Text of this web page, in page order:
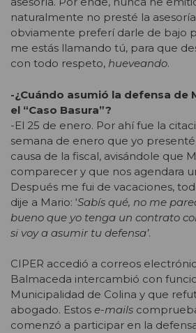
naturalmente no presté la
obviamente preferí darle de bajo
me estás llamando tú, para que
con todo respeto, hueveando.
-¿Cuándo asumió la defensa de
el “Caso Basura”?
-El 25 de enero. Por ahí fue la
semana de enero que yo
causa de la fiscal, avisándole que
comparecer y que nos agendara
Después me fui de vacaciones,
dije a Mario: ‘Sabís qué, no me
bueno que yo tenga un contrato
si voy a asumir tu defensa’.
CIPER accedió a correos
Balmaceda intercambió con
Municipalidad de Colina y que
abogado. Estos e-mails
comenzó a participar en la